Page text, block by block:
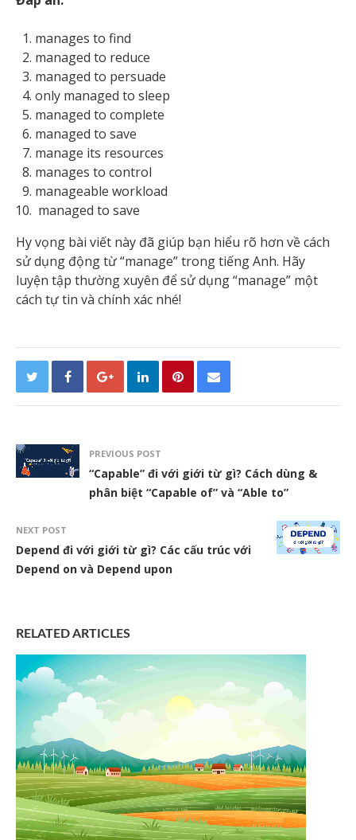
manages to find
managed to reduce
managed to persuade
only managed to sleep
managed to complete
managed to save
manage its resources
manages to control
manageable workload
managed to save
Hy vọng bài viết này đã giúp bạn hiểu rõ hơn về cách
sử dụng động từ “manage” trong tiếng Anh. Hãy
luyện tập thường xuyên để sử dụng “manage” một
cách tự tin và chính xác nhé!
PREVIOUS POST
“Capable” đi với giới từ gì? Cách dùng &
phân biệt “Capable of” và “Able to”
NEXT POST
Depend đi với giới từ gì? Các cấu trúc với
Depend on và Depend upon
RELATED ARTICLES